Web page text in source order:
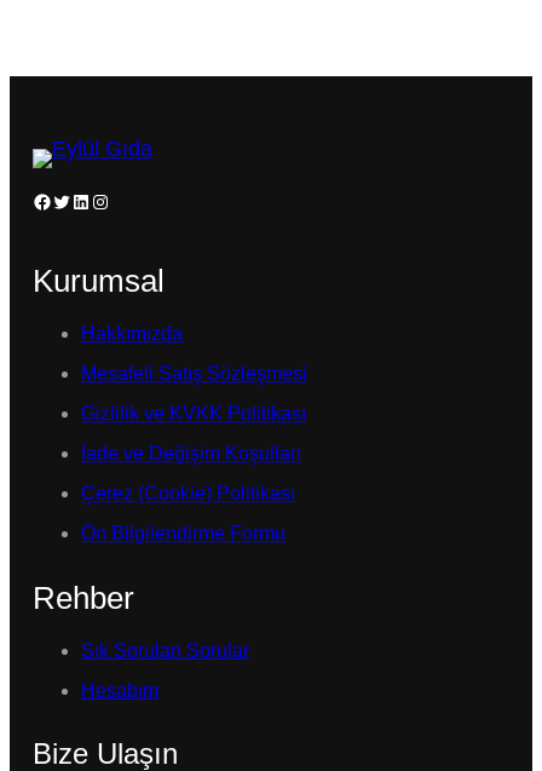
Facebook Twitter LinkedIn Instagram
Kurumsal
Hakkımızda
Mesafeli Satış Sözleşmesi
Gizlilik ve KVKK Politikası
İade ve Değişim Koşulları
Çerez (Cookie) Politikası
Ön Bilgilendirme Formu
Rehber
Sık Sorulan Sorular
Hesabım
Bize Ulaşın